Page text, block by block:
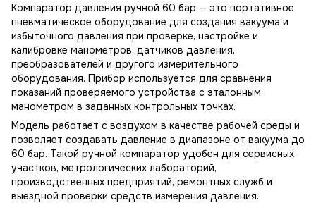
Компаратор давления ручной 60 бар — это портативное
пневматическое оборудование для создания вакуума и
избыточного давления при проверке, настройке и
калибровке манометров, датчиков давления,
преобразователей и другого измерительного
оборудования. Прибор используется для сравнения
показаний проверяемого устройства с эталонным
манометром в заданных контрольных точках.
Модель работает с воздухом в качестве рабочей среды и
позволяет создавать давление в диапазоне от вакуума до
60 бар. Такой ручной компаратор удобен для сервисных
участков, метрологических лабораторий,
производственных предприятий, ремонтных служб и
выездной проверки средств измерения давления.